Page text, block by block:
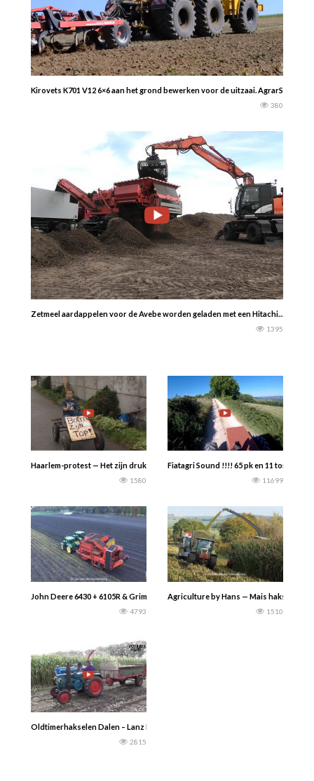
Kirovets K701 V12 6×6 aan het grond bewerken voor de uitzaai. AgrarShots
380
Zetmeel aardappelen voor de Avebe worden geladen met een
1395
Haarlem-protest — Het zijn drukke dagen voor de Noord-Hollandse boeren,
1580
Fiatagri Sound !!!! 65 pk en 11 ton
11699
John Deere 6430 + 6105R & Grimme | Aardappels rooien | DJI | Uddel | Jan van
4793
Agriculture by Hans — Mais hakselen
1510
Oldtimerhakselen Dalen – Lanz Bulldog D1706, Ford 5000 & Mengele -
2815